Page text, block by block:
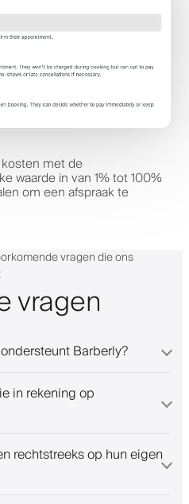
met de
waarde in van 1% tot 100%
om een afspraak te
vragen die ons
vragen
Barberly?
in rekening op
rechtstreeks op hun eigen